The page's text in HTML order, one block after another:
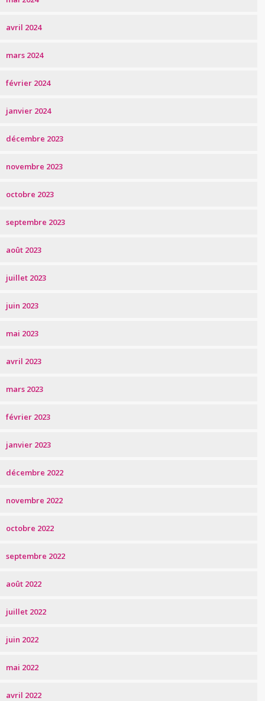
avril 2024
mars 2024
février 2024
janvier 2024
décembre 2023
novembre 2023
octobre 2023
septembre 2023
août 2023
juillet 2023
juin 2023
mai 2023
avril 2023
mars 2023
février 2023
janvier 2023
décembre 2022
novembre 2022
octobre 2022
septembre 2022
août 2022
juillet 2022
juin 2022
mai 2022
avril 2022